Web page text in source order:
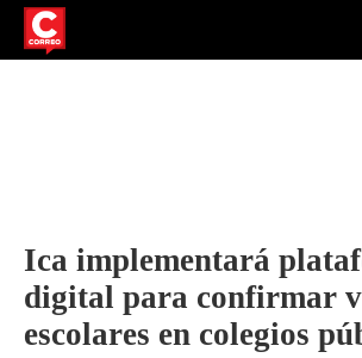
Ica implementará
digital para confirmar
escolares en colegios